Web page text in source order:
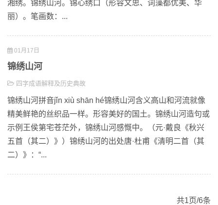
湘绣。锦绣山河。锦心绣口（形容文思、词藻都优美、华
丽）。笔画数：...
01月17日
锦绣山河
四字成语解释及历史典故
锦绣山河拼音jǐn xiù shān hé锦绣山河含义高山和河流就像
精美鲜艳的丝织品一样。形容美好的国土。锦绣山河造句或
示例王侯第宅苍茫外，锦绣山河感慨中。（元·戴良《秋兴
五首（其二）》）锦绣山河的出处唐·杜甫《清明二首（其
二）》：“...
共1页/6条